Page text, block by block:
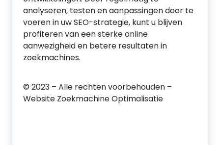
analyseren, testen en aanpassingen door te
voeren in uw SEO-strategie, kunt u blijven
profiteren van een sterke online
aanwezigheid en betere resultaten in
zoekmachines.
© 2023 – Alle rechten voorbehouden –
Website Zoekmachine Optimalisatie